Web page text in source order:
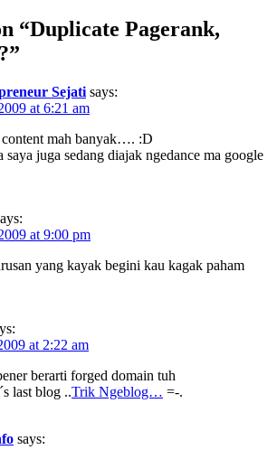
“Duplicate Pagerank,
Sejati says:
at 6:21 am
mah banyak…. :D
saya juga sedang diajak ngedance ma google
at 9:00 pm
yang kayak begini kau kagak paham
at 2:22 am
berarti forged domain tuh
last blog ..Trik Ngeblog… =-.
says: